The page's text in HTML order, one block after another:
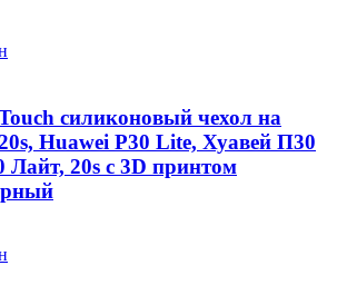
силиконовый чехол на
Huawei P30 Lite, Хуавей П30
Лайт, 20s с 3D принтом